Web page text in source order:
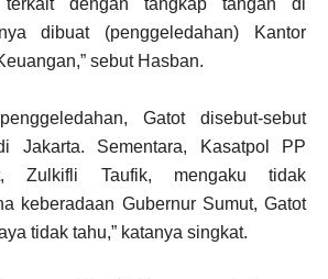
terkait dengan tangkap tangan di
dibuat (penggeledahan) Kantor
sebut Hasban.
Gatot disebut-sebut
Jakarta. Sementara, Kasatpol PP
Zulkifli Taufik, mengaku tidak
keberadaan Gubernur Sumut, Gatot
tidak tahu,” katanya singkat.